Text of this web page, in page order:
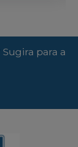
Sugira para a